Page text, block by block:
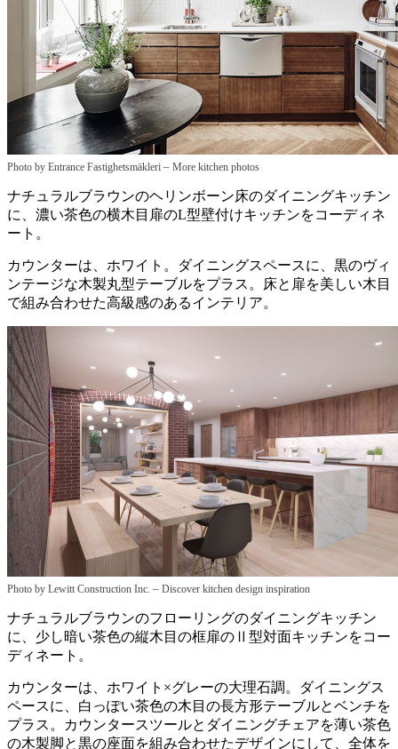
Photo by Entrance Fastighetsmäkleri – More kitchen photos
ナチュラルブラウンのヘリンボーン床のダイニングキッチン
に、濃い茶色の横木目扉のL型壁付けキッチンをコーディネ
ート。
カウンターは、ホワイト。ダイニングスペースに、黒のヴィ
ンテージな木製丸型テーブルをプラス。床と扉を美しい木目
で組み合わせた高級感のあるインテリア。
Photo by Lewitt Construction Inc. – Discover kitchen design inspiration
ナチュラルブラウンのフローリングのダイニングキッチン
に、少し暗い茶色の縦木目の框扉のⅡ型対面キッチンをコー
ディネート。
カウンターは、ホワイト×グレーの大理石調。ダイニングス
ペースに、白っぽい茶色の木目の長方形テーブルとベンチを
プラス。カウンタースツールとダイニングチェアを薄い茶色
の木製脚と黒の座面を組み合わせたデザインにして、全体を